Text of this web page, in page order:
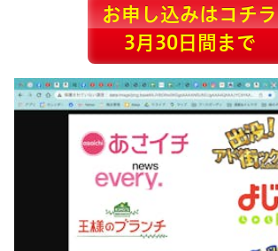
お申し込みはコチラ
3月30日間まで